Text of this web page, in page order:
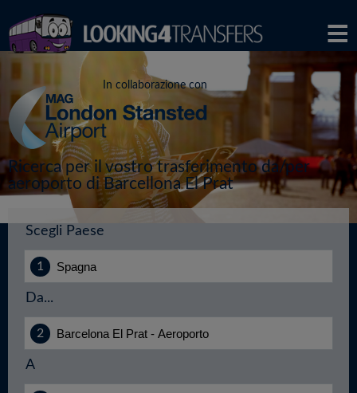
In collaborazione con
Ricerca per il vostro trasferimento da/per
aeroporto di Barcellona El Prat
Scegli Paese
Da...
A